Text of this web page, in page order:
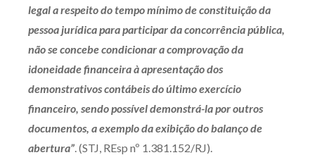
Av. Sete de Setembro, 4698
Batel
Curitiba 80240-000
Telefone (41) 2109-8666
Whatsapp (41) 98881-6616
legal a respeito do tempo mínimo de constituição da
pessoa jurídica para participar da concorrência pública,
não se concebe condicionar a comprovação da
idoneidade financeira à apresentação dos
demonstrativos contábeis do último exercício
financeiro, sendo possível demonstrá-la por outros
documentos, a exemplo da exibição do balanço de
abertura”. (STJ, REsp nº 1.381.152/RJ).